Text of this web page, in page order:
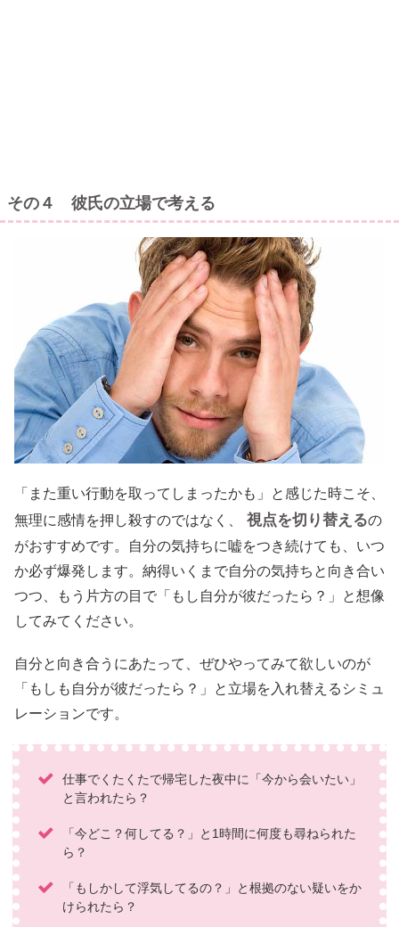
その４ 彼氏の立場で考える
「また重い行動を取ってしまったかも」と感じた時こそ、
無理に感情を押し殺すのではなく、
視点を切り替えるの
がおすすめです。自分の気持ちに嘘をつき続けても、いつ
か必ず爆発します。納得いくまで自分の気持ちと向き合い
つつ、もう片方の目で「もし自分が彼だったら？」と想像
してみてください。
自分と向き合うにあたって、ぜひやってみて欲しいのが
「もしも自分が彼だったら？」と立場を入れ替えるシミュ
レーションです。
仕事でくたくたで帰宅した夜中に「今から会いたい」
と言われたら？
「今どこ？何してる？」と1時間に何度も尋ねられた
ら？
「もしかして浮気してるの？」と根拠のない疑いをか
けられたら？